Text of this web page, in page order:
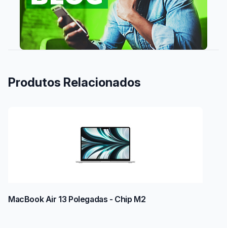
Produtos Relacionados
MacBook Air 13 Polegadas - Chip M2